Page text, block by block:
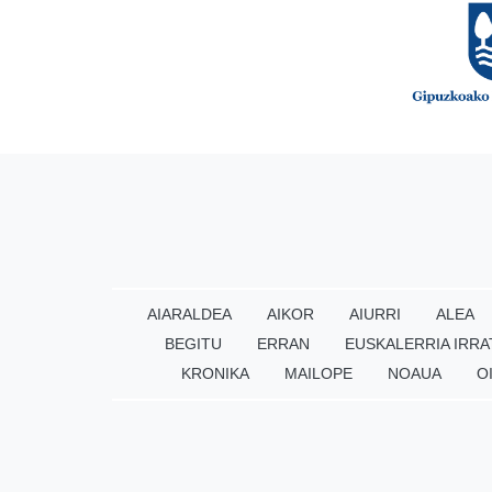
AIARALDEA AIKOR AIURRI ALEA
BEGITU
ERRAN EUSKALERRIA
KRONIKA
MAILOPE NOAUA